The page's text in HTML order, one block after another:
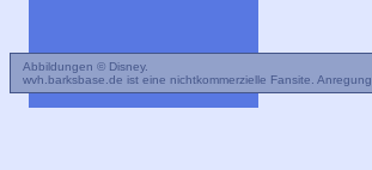
Abbildungen © Disney.
wvh.barksbase.de ist eine nichtkommerzielle Fansite.